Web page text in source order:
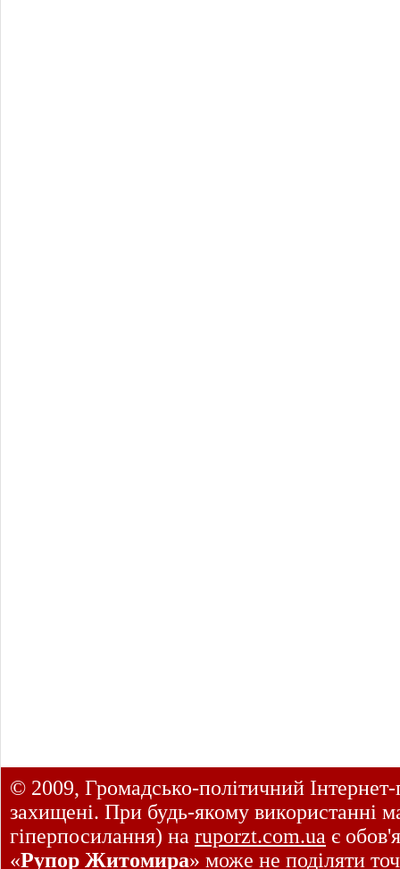
© 2009, Громадсько-політичний
захищені. При будь-якому використанні
гіперпосилання) на ruporzt.com.ua є
«Рупор Житомира» може не поділяти